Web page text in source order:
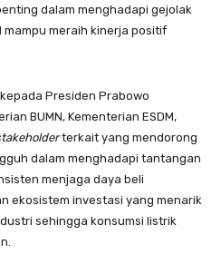
dalam menghadapi gejolak
mampu meraih kinerja positif
Presiden Prabowo
BUMN, Kementerian ESDM,
terkait yang mendorong
dalam menghadapi tantangan
menjaga daya beli
ekosistem investasi yang menarik
sehingga konsumsi listrik